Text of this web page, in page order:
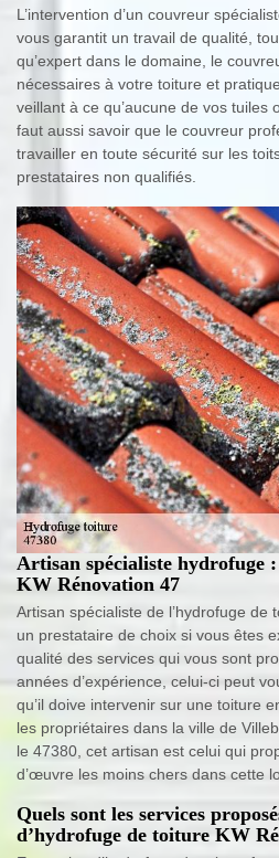
L’intervention d’un couvreur
vous garantit un travail de qualité,
qu’expert dans le domaine, le
nécessaires à votre toiture et
veillant à ce qu’aucune de vos tuiles
faut aussi savoir que le couvreur
travailler en toute sécurité sur les
prestataires non qualifiés.
Artisan spécialiste hydrofuge
KW Rénovation 47
Artisan spécialiste de l’hydrofuge de
un prestataire de choix si vous êtes
qualité des services qui vous sont
années d’expérience, celui-ci peut
qu’il doive intervenir sur une toiture
les propriétaires dans la ville de
le 47380, cet artisan est celui qui
d’œuvre les moins chers dans cette
Quels sont les services
d’hydrofuge de toiture KW